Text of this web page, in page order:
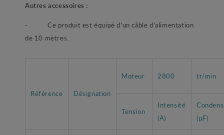
Autres accessoires :
- Ce produit est équipé d’un câble d’alimentation
de 10 mètres.
Référence Désignation
Moteur 2800 tr/min
Tension
Intensité
(A)
(µF)